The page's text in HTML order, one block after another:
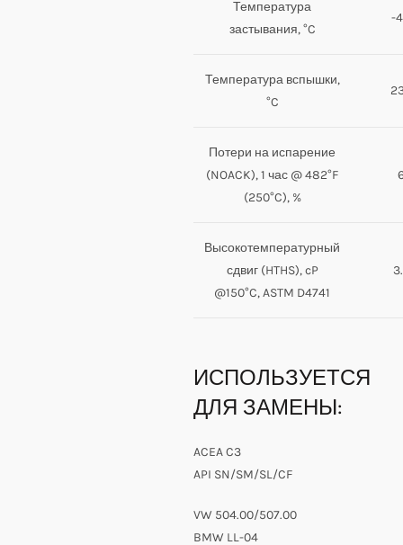
Температура
застывания, °C
-
Температура вспышки,
°C
Потери на испарение
(NOACK), 1 час @ 482°F
(250°C), %
Высокотемпературный
сдвиг (HTHS), cP
@150°C, ASTM D4741
ИСПОЛЬЗУЕТСЯ
ДЛЯ ЗАМЕНЫ:
ACEA C3
API SN/SM/SL/CF
VW 504.00/507.00
BMW LL-04